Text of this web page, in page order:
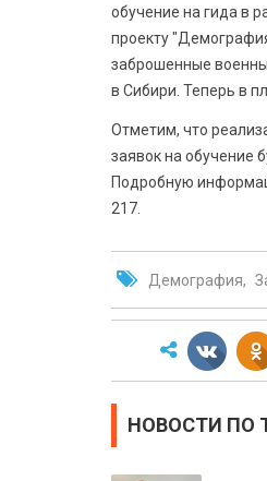
обучение на гида в
проекту
заброшенные
в Сибири. Теперь в
Отметим, что
заявок на обучение
Подробную
217.
Демография
НОВОСТИ ПО